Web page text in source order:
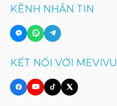
KÊNH NHẮN TIN
KẾT NỐI VỚI MEVIVU